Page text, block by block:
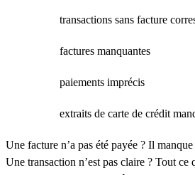
transactions sans facture
factures manquantes
paiements imprécis
extraits de carte de crédit
Une facture n’a pas été payée ? Il
Une transaction n’est pas claire ? Tout